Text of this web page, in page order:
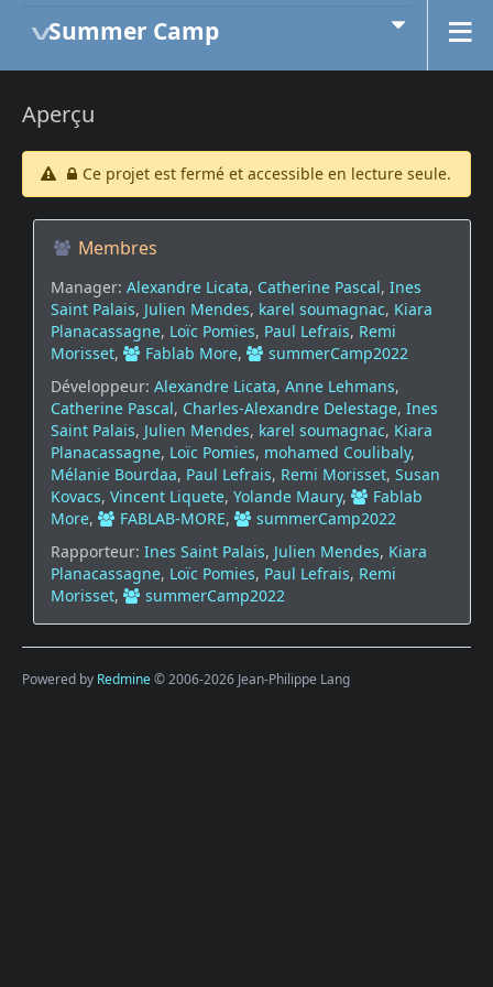
Summer Camp
Aperçu
Ce projet est fermé et accessible en lecture seule.
Membres
Manager: Alexandre Licata, Catherine Pascal, Ines
Saint Palais, Julien Mendes, karel soumagnac, Kiara
Planacassagne, Loïc Pomies, Paul Lefrais, Remi
Morisset, Fablab More,
summerCamp2022
Développeur: Alexandre Licata, Anne Lehmans,
Catherine Pascal, Charles-Alexandre Delestage, Ines
Saint Palais, Julien Mendes, karel soumagnac, Kiara
Planacassagne, Loïc Pomies, mohamed Coulibaly,
Mélanie Bourdaa, Paul Lefrais, Remi Morisset, Susan
Kovacs, Vincent Liquete, Yolande Maury,
Fablab
More, FABLAB-MORE,
summerCamp2022
Rapporteur: Ines Saint Palais, Julien Mendes, Kiara
Planacassagne, Loïc Pomies, Paul Lefrais, Remi
Morisset, summerCamp2022
Powered by Redmine© 2006-2026 Jean-Philippe Lang